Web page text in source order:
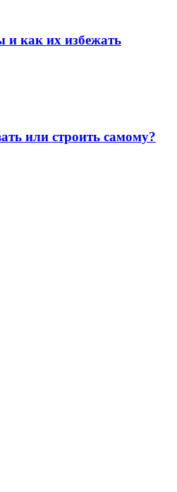
и как их избежать
или строить самому?